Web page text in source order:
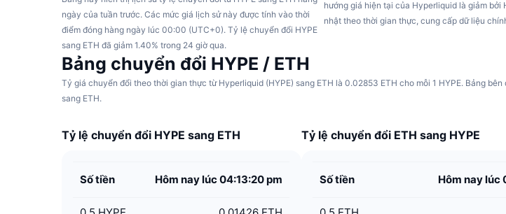
ngày của tuần trước. Các mức giá lịch sử này được tính vào thời
điểm đóng hàng ngày lúc 00:00 (UTC+0). Tỷ lệ chuyển đổi HYPE
sang ETH đã giảm 1.40% trong 24 giờ qua.
hướng giá hiện tại của Hyperliquid là giảm bởi
nhật theo thời gian thực, cung cấp dữ liệu
Bảng chuyển đổi HYPE / ETH
Tỷ giá chuyển đổi theo thời gian thực từ Hyperliquid (HYPE) sang ETH là 0.02853 ETH cho mỗi 1 HYPE. Bảng
sang ETH.
Tỷ lệ chuyển đổi HYPE sang ETH
Số tiền Hôm nay lúc 04:13:20 pm
Tỷ lệ chuyển đổi ETH sang HYPE
Số tiền Hôm nay lúc